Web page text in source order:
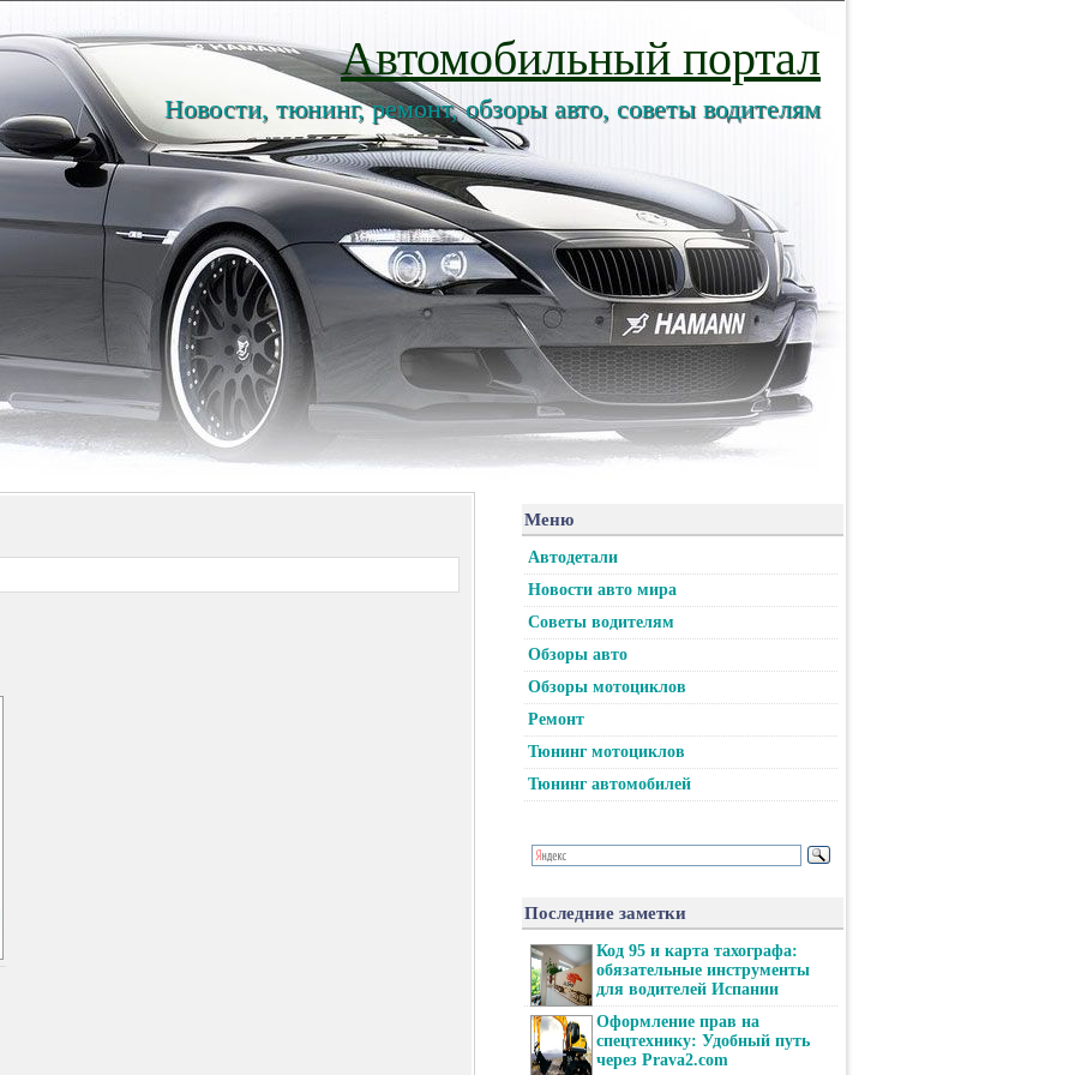
Автомобильный портал
Новости, тюнинг, ремонт, обзоры авто, советы водителям
Меню
Автодетали
Новости авто мира
Советы водителям
Обзоры авто
Обзоры мотоциклов
Ремонт
Тюнинг мотоциклов
Тюнинг автомобилей
Последние заметки
Код 95 и карта тахографа:
обязательные инструменты
для водителей Испании
Оформление прав на
спецтехнику: Удобный путь
через Prava2.com